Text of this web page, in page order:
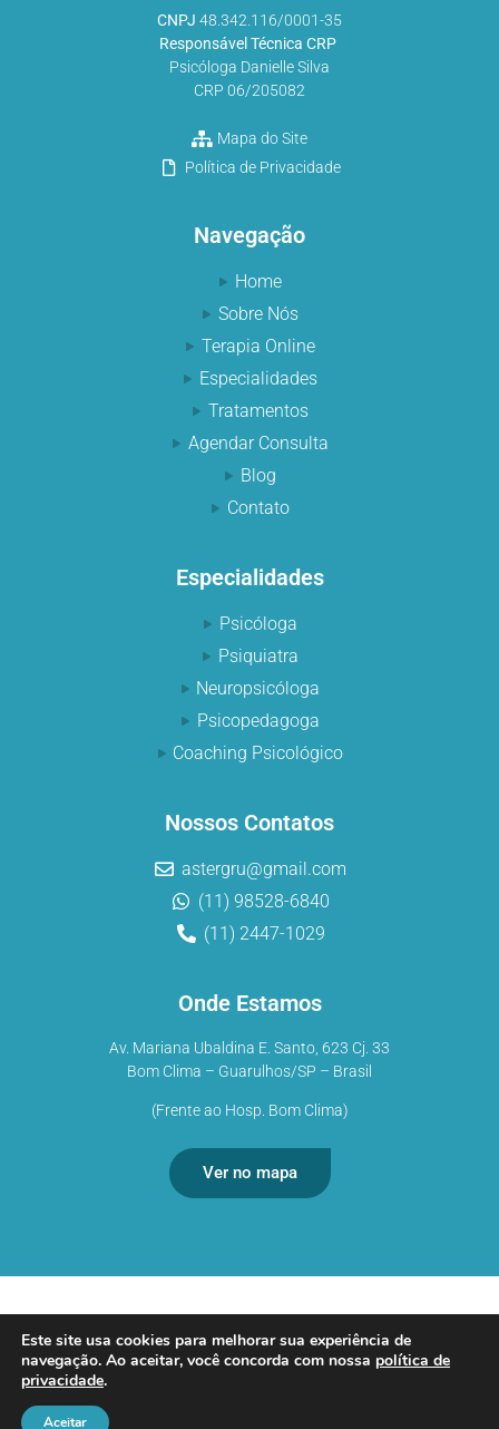
CNPJ 48.342.116/0001-35
Responsável Técnica CRP
Psicóloga Danielle Silva
CRP 06/205082
Mapa do Site
Política de Privacidade
Navegação
Home
Sobre Nós
Terapia Online
Especialidades
Tratamentos
Agendar Consulta
Blog
Contato
Especialidades
Psicóloga
Psiquiatra
Neuropsicóloga
Psicopedagoga
Coaching Psicológico
Nossos Contatos
astergru@gmail.com
(11) 98528-6840
(11) 2447-1029
Onde Estamos
Av. Mariana Ubaldina E. Santo, 623 Cj. 33
Bom Clima – Guarulhos/SP – Brasil
(Frente ao Hosp. Bom Clima)
Ver no mapa
Todos os direitos reservados.
Este site usa cookies para melhorar sua experiência de
navegação. Ao aceitar, você concorda com nossa política de
privacidade.
Aceitar